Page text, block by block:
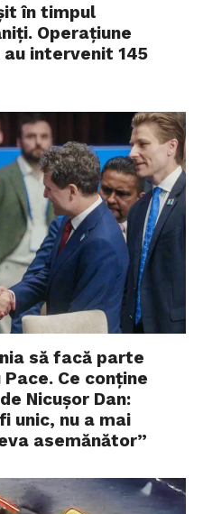
în timpul
Operațiune
intervenit 145
să facă parte
Ce conține
Nicușor Dan:
unic, nu a mai
asemănător”